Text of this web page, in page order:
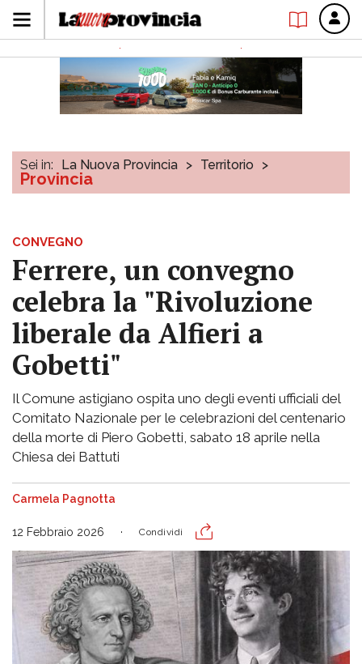
Sei in: La Nuova Provincia > Territorio >
Provincia
CONVEGNO
Ferrere, un convegno
celebra la "Rivoluzione
liberale da Alfieri a
Gobetti"
Il Comune astigiano ospita uno degli eventi ufficiali del
Comitato Nazionale per le celebrazioni del centenario
della morte di Piero Gobetti, sabato 18 aprile nella
Chiesa dei Battuti
Carmela Pagnotta
12 Febbraio 2026 Condividi